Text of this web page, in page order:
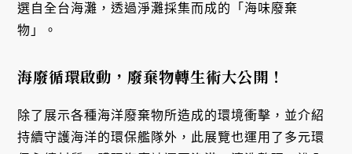
選自全台海灘，透過淨灘採集而成的「海味廢棄
物」。
海廢循環啟動，廢棄物轉生術大公開！
除了展示各種海洋廢棄物所造成的環境衝擊，並介紹
持續守護海洋的環保艦隊外，此展覽也運用了多元環